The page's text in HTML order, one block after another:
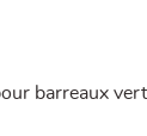
barreaux